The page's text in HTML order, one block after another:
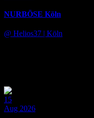
NURBÖSE Köln
@ Helios37 | Köln
15
Aug 2026